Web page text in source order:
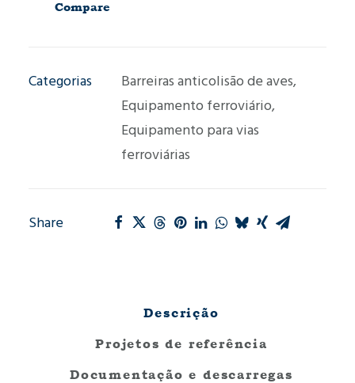
anticolisão
MF004
Compare
Categorias Barreiras anticolisão de aves,
Equipamento ferroviário,
Equipamento para vias
ferroviárias
Share
Descrição
Projetos de referência
Documentação e descarregas